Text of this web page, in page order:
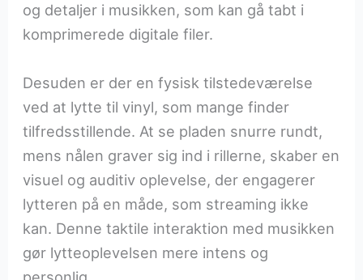
og detaljer i musikken, som kan gå tabt i
komprimerede digitale filer.
Desuden er der en fysisk tilstedeværelse
ved at lytte til vinyl, som mange finder
tilfredsstillende. At se pladen snurre rundt,
mens nålen graver sig ind i rillerne, skaber en
visuel og auditiv oplevelse, der engagerer
lytteren på en måde, som streaming ikke
kan. Denne taktile interaktion med musikken
gør lytteoplevelsen mere intens og
personlig.